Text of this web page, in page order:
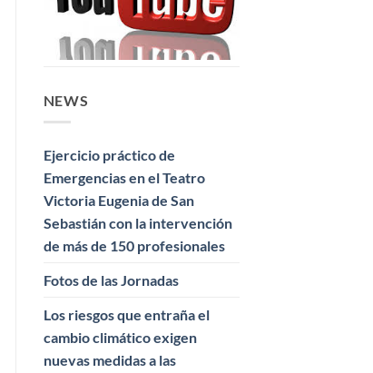
NEWS
Ejercicio práctico de
Emergencias en el Teatro
Victoria Eugenia de San
Sebastián con la intervención
de más de 150 profesionales
Fotos de las Jornadas
Los riesgos que entraña el
cambio climático exigen
nuevas medidas a las